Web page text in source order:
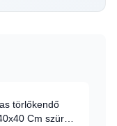
törlőkendő
Cm szürke